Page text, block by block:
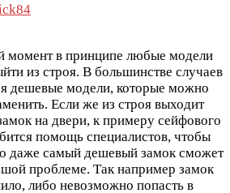
момент в принципе любые модели
из строя. В большинстве случаев
дешевые модели, которые можно
Если же из строя выходит
на двери, к примеру сейфового
помощь специалистов, чтобы
даже самый дешевый замок сможет
проблеме. Так например замок
либо невозможно попасть в